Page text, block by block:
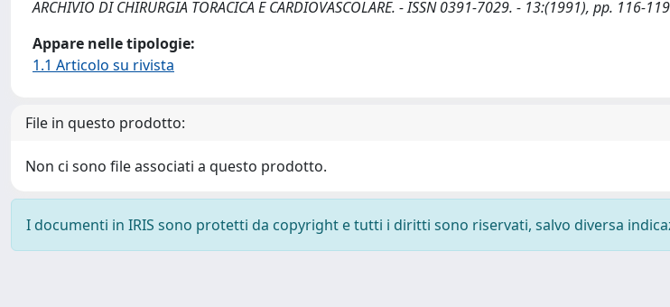
ARCHIVIO DI CHIRURGIA TORACICA E CARDIOVASCOLARE. - ISSN 0391-7029. - 13:(1991), pp. 116-
Appare nelle tipologie:
1.1 Articolo su rivista
File in questo prodotto:
Non ci sono file associati a questo prodotto.
I documenti in IRIS sono protetti da copyright e tutti i diritti sono riservati, salvo diversa